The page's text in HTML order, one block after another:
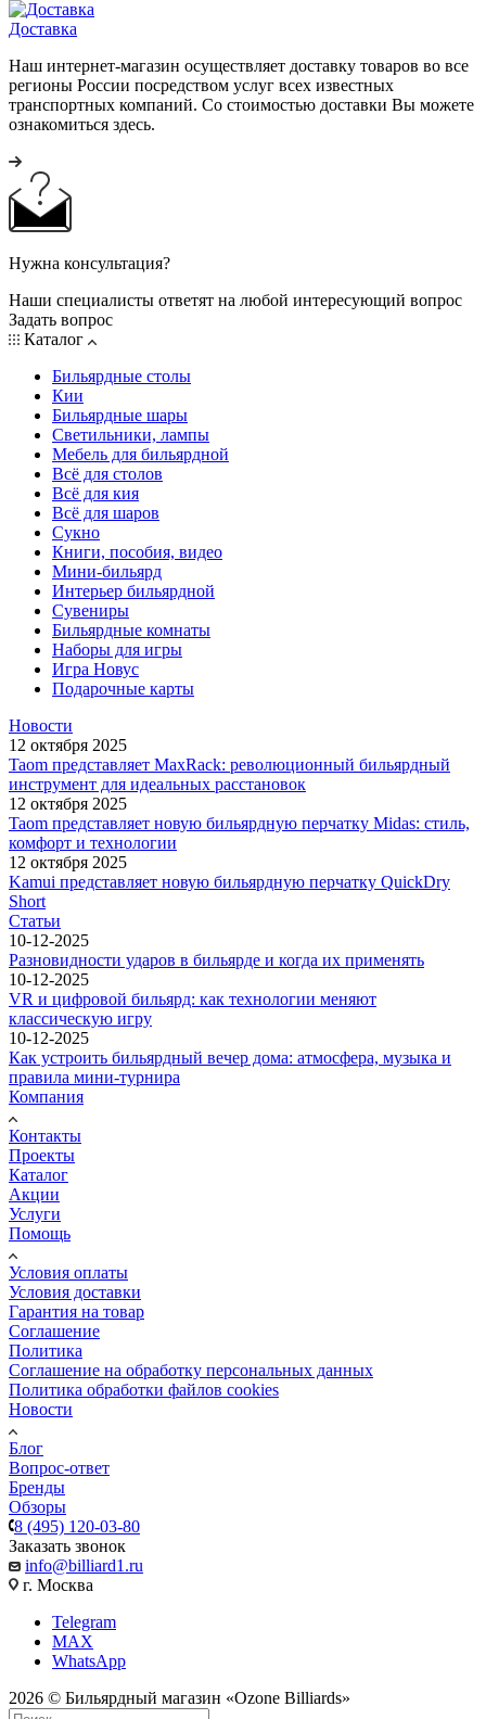
Доставка
Наш интернет-магазин осуществляет доставку товаров во все
регионы России посредством услуг всех известных
транспортных компаний. Со стоимостью доставки Вы можете
ознакомиться здесь.
Нужна консультация?
Наши специалисты ответят на любой интересующий вопрос
Задать вопрос
Каталог
Бильярдные столы
Кии
Бильярдные шары
Светильники, лампы
Мебель для бильярдной
Всё для столов
Всё для кия
Всё для шаров
Сукно
Книги, пособия, видео
Мини-бильярд
Интерьер бильярдной
Сувениры
Бильярдные комнаты
Наборы для игры
Игра Новус
Подарочные карты
Новости
12 октября 2025
Taom представляет MaxRack: революционный бильярдный
инструмент для идеальных расстановок
12 октября 2025
Taom представляет новую бильярдную перчатку Midas: стиль,
комфорт и технологии
12 октября 2025
Kamui представляет новую бильярдную перчатку QuickDry
Short
Статьи
10-12-2025
Разновидности ударов в бильярде и когда их применять
10-12-2025
VR и цифровой бильярд: как технологии меняют
классическую игру
10-12-2025
Как устроить бильярдный вечер дома: атмосфера, музыка и
правила мини-турнира
Компания
Контакты
Проекты
Каталог
Акции
Услуги
Помощь
Условия оплаты
Условия доставки
Гарантия на товар
Соглашение
Политика
Соглашение на обработку персональных данных
Политика обработки файлов cookies
Новости
Блог
Вопрос-ответ
Бренды
Обзоры
8 (495) 120-03-80
Заказать звонок
info@billiard1.ru
г. Москва
Telegram
MAX
WhatsApp
2026 © Бильярдный магазин «Ozone Billiards»